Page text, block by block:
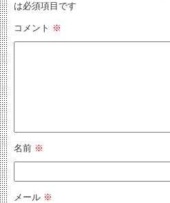
は必須項目です
コメント ※
名前 ※
メール ※